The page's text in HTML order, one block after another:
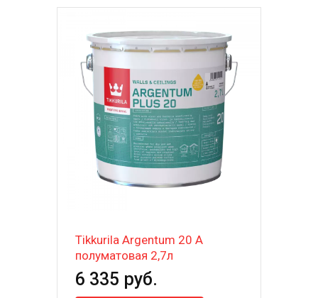
Tikkurila Argentum 20 A
полуматовая 2,7л
6 335 руб.